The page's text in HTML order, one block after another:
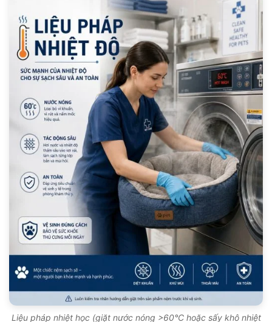
Liệu pháp nhiệt học (giặt nước nóng >60°C hoặc sấy khô nhiệt